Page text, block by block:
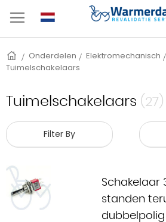
naar
inhoud
HomeOnderdelen Elektromechanisch
Tuimelschakelaars
Tuimelschakelaars (27)
Filter By
Schakelaar
standen
dubbelpolig